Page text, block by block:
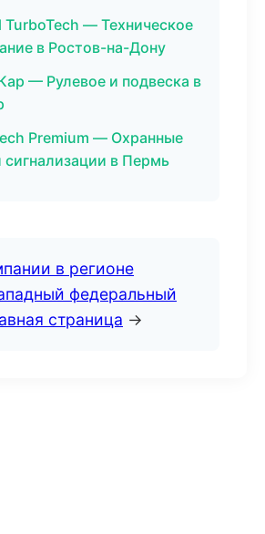
— Техническое
в Ростов-на-Дону
— Рулевое и подвеска в
Premium — Охранные
в Пермь
в регионе
федеральный
страница →